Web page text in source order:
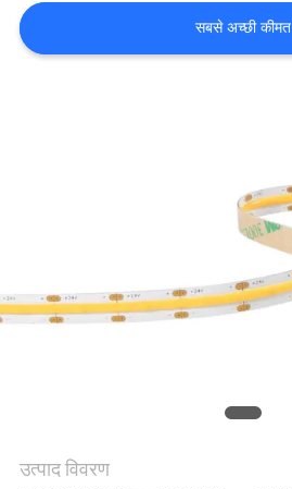
की
विनती
POLICY
सबसे अच्छी कीमत
उत्पाद विवरण